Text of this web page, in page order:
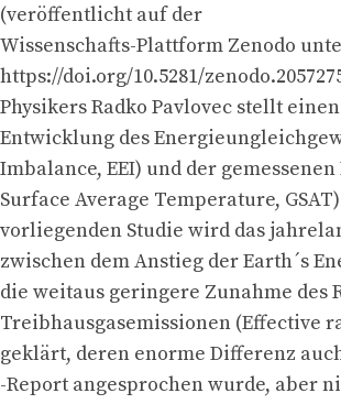
(veröffentlicht auf der
Wissenschafts-Plattform Zenodo
https://doi.org/10.5281/
Physikers Radko Pavlovec stellt
Entwicklung des
Imbalance, EEI) und der
Surface Average Temperature,
vorliegenden Studie wird das
zwischen dem Anstieg der Earth´s
die weitaus geringere Zunahme des
Treibhausgasemissionen (Effective
geklärt, deren enorme Differenz
-Report angesprochen wurde, aber